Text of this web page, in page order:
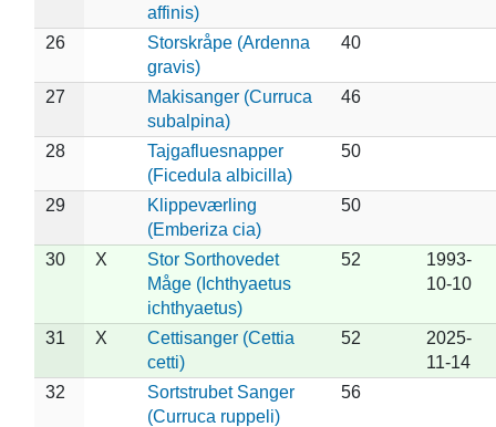
affinis)
26
Storskråpe (Ardenna
gravis)
40
27
Makisanger (Curruca
subalpina)
46
28
Tajgafluesnapper
(Ficedula albicilla)
50
29
Klippeværling
(Emberiza cia)
50
30 X
Stor Sorthovedet
Måge (Ichthyaetus
ichthyaetus)
52
1993-
10-10
31 X
Cettisanger (Cettia
cetti)
52
2025-
11-14
32
Sortstrubet Sanger
(Curruca ruppeli)
56